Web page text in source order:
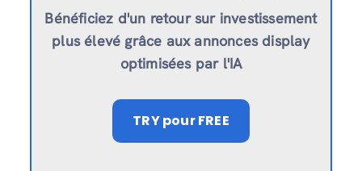
Bénéficiez d'un retour sur investissement
plus élevé grâce aux annonces display
optimisées par l'IA
TRYpour FREE